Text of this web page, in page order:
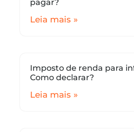
pagar?
Leia mais »
Imposto de renda para
Como declarar?
Leia mais »